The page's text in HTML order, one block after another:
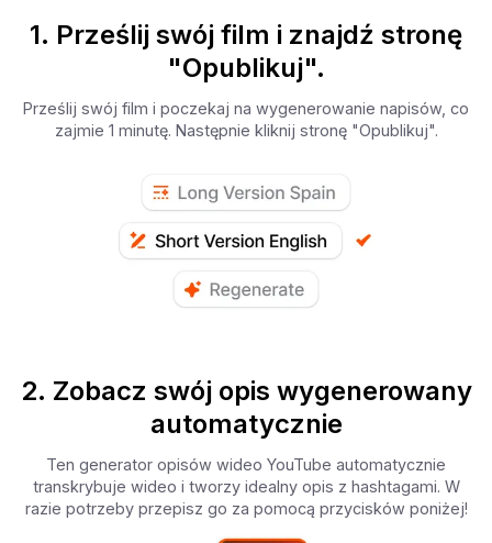
1. Prześlij swój film i znajdź stronę
"Opublikuj".
Prześlij swój film i poczekaj na wygenerowanie napisów, co
zajmie 1 minutę. Następnie kliknij stronę "Opublikuj".
2. Zobacz swój opis wygenerowany
automatycznie
Ten generator opisów wideo YouTube automatycznie
transkrybuje wideo i tworzy idealny opis z hashtagami. W
razie potrzeby przepisz go za pomocą przycisków poniżej!